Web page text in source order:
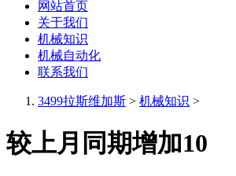
网站首页
关于我们
机械知识
机械自动化
联系我们
3499拉斯维加斯 > 机械知识 >
较上月同期增加10